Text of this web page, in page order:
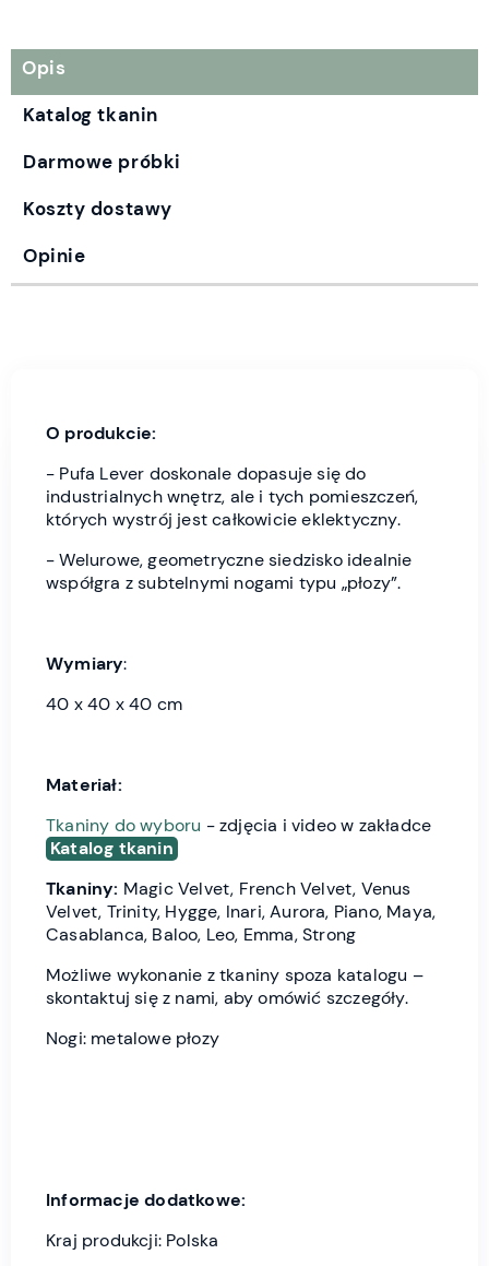
Opis
Katalog tkanin
Darmowe próbki
Koszty dostawy
Opinie
O produkcie:
- Pufa Lever doskonale dopasuje się do
industrialnych wnętrz, ale i tych pomieszczeń,
których wystrój jest całkowicie eklektyczny.
- Welurowe, geometryczne siedzisko idealnie
współgra z subtelnymi nogami typu „płozy”.
Wymiary:
40 x 40 x 40 cm
Materiał:
Tkaniny do wyboru - zdjęcia i video w zakładce
Katalog tkanin
Tkaniny: Magic Velvet, French Velvet, Venus
Velvet, Trinity, Hygge, Inari, Aurora, Piano, Maya,
Casablanca, Baloo, Leo, Emma, Strong
Możliwe wykonanie z tkaniny spoza katalogu –
skontaktuj się z nami, aby omówić szczegóły.
Nogi: metalowe płozy
Informacje dodatkowe:
Kraj produkcji: Polska